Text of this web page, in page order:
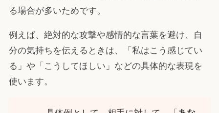
る場合が多いためです。
例えば、絶対的な攻撃や感情的な言葉を避け、自
分の気持ちを伝えるときは、「私はこう感じてい
る」や「こうしてほしい」などの具体的な表現を
使います。